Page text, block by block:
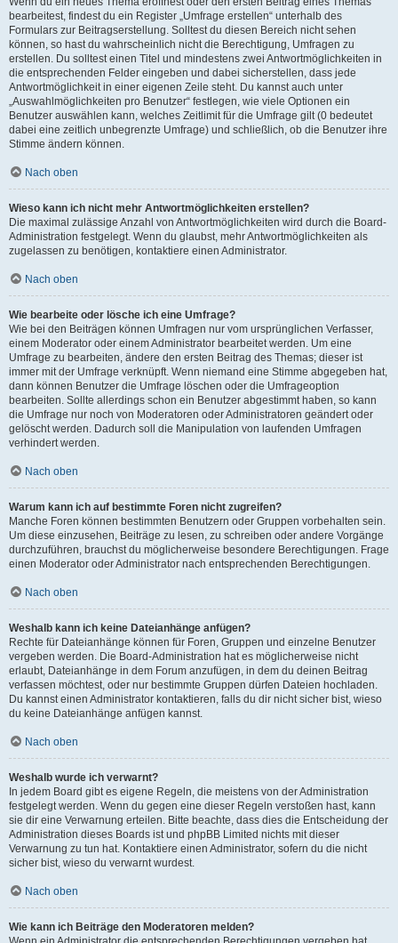
bearbeitest, findest du ein Register „Umfrage erstellen“ unterhalb des
Formulars zur Beitragserstellung. Solltest du diesen Bereich nicht sehen
können, so hast du wahrscheinlich nicht die Berechtigung, Umfragen zu
erstellen. Du solltest einen Titel und mindestens zwei Antwortmöglichkeiten in
die entsprechenden Felder eingeben und dabei sicherstellen, dass jede
Antwortmöglichkeit in einer eigenen Zeile steht. Du kannst auch unter
„Auswahlmöglichkeiten pro Benutzer“ festlegen, wie viele Optionen ein
Benutzer auswählen kann, welches Zeitlimit für die Umfrage gilt (0 bedeutet
dabei eine zeitlich unbegrenzte Umfrage) und schließlich, ob die Benutzer ihre
Stimme ändern können.
Nach oben
Wieso kann ich nicht mehr Antwortmöglichkeiten erstellen?
Die maximal zulässige Anzahl von Antwortmöglichkeiten wird durch die Board-
Administration festgelegt. Wenn du glaubst, mehr Antwortmöglichkeiten als
zugelassen zu benötigen, kontaktiere einen Administrator.
Nach oben
Wie bearbeite oder lösche ich eine Umfrage?
Wie bei den Beiträgen können Umfragen nur vom ursprünglichen Verfasser,
einem Moderator oder einem Administrator bearbeitet werden. Um eine
Umfrage zu bearbeiten, ändere den ersten Beitrag des Themas; dieser ist
immer mit der Umfrage verknüpft. Wenn niemand eine Stimme abgegeben hat,
dann können Benutzer die Umfrage löschen oder die Umfrageoption
bearbeiten. Sollte allerdings schon ein Benutzer abgestimmt haben, so kann
die Umfrage nur noch von Moderatoren oder Administratoren geändert oder
gelöscht werden. Dadurch soll die Manipulation von laufenden Umfragen
verhindert werden.
Nach oben
Warum kann ich auf bestimmte Foren nicht zugreifen?
Manche Foren können bestimmten Benutzern oder Gruppen vorbehalten sein.
Um diese einzusehen, Beiträge zu lesen, zu schreiben oder andere Vorgänge
durchzuführen, brauchst du möglicherweise besondere Berechtigungen. Frage
einen Moderator oder Administrator nach entsprechenden Berechtigungen.
Nach oben
Weshalb kann ich keine Dateianhänge anfügen?
Rechte für Dateianhänge können für Foren, Gruppen und einzelne Benutzer
vergeben werden. Die Board-Administration hat es möglicherweise nicht
erlaubt, Dateianhänge in dem Forum anzufügen, in dem du deinen Beitrag
verfassen möchtest, oder nur bestimmte Gruppen dürfen Dateien hochladen.
Du kannst einen Administrator kontaktieren, falls du dir nicht sicher bist, wieso
du keine Dateianhänge anfügen kannst.
Nach oben
Weshalb wurde ich verwarnt?
In jedem Board gibt es eigene Regeln, die meistens von der Administration
festgelegt werden. Wenn du gegen eine dieser Regeln verstoßen hast, kann
sie dir eine Verwarnung erteilen. Bitte beachte, dass dies die Entscheidung der
Administration dieses Boards ist und phpBB Limited nichts mit dieser
Verwarnung zu tun hat. Kontaktiere einen Administrator, sofern du die nicht
sicher bist, wieso du verwarnt wurdest.
Nach oben
Wie kann ich Beiträge den Moderatoren melden?